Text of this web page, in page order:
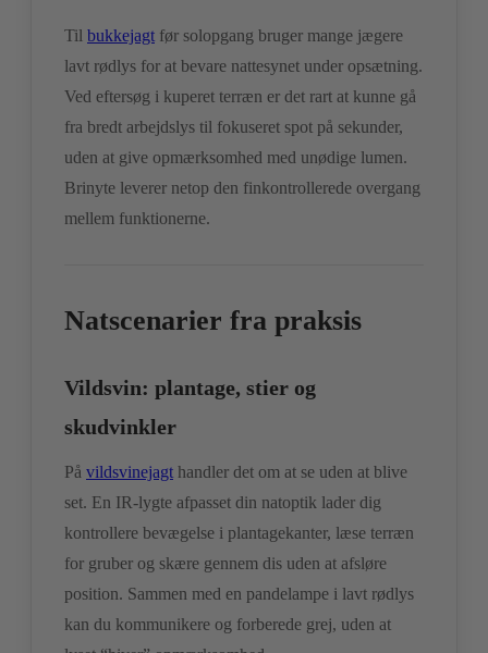
Til bukkejagt før solopgang bruger mange jægere
lavt rødlys for at bevare nattesynet under opsætning.
Ved eftersøg i kuperet terræn er det rart at kunne gå
fra bredt arbejdslys til fokuseret spot på sekunder,
uden at give opmærksomhed med unødige lumen.
Brinyte leverer netop den finkontrollerede overgang
mellem funktionerne.
Natscenarier fra praksis
Vildsvin: plantage, stier og
skudvinkler
På vildsvinejagt handler det om at se uden at blive
set. En IR-lygte afpasset din natoptik lader dig
kontrollere bevægelse i plantagekanter, læse terræn
for gruber og skære gennem dis uden at afsløre
position. Sammen med en pandelampe i lavt rødlys
kan du kommunikere og forberede grej, uden at